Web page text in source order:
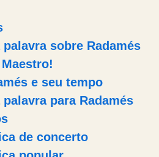
palavra sobre Radamés
e seu tempo
palavra para Radamés
de concerto